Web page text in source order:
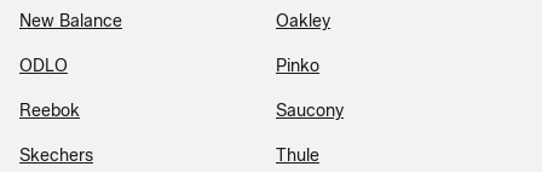
New Balance Oakley
ODLO Pinko
Reebok Saucony
Skechers Thule